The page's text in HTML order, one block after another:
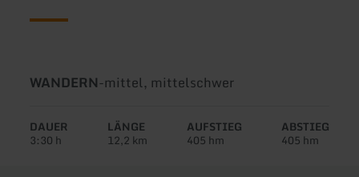
Art
Tour:
WANDERN-Schwierigkeit:
mittel, mittelschwer
DAUER
3:30 h
LÄNGE
12,2 km
AUFSTIEG
405 hm
ABSTIEG
405 hm